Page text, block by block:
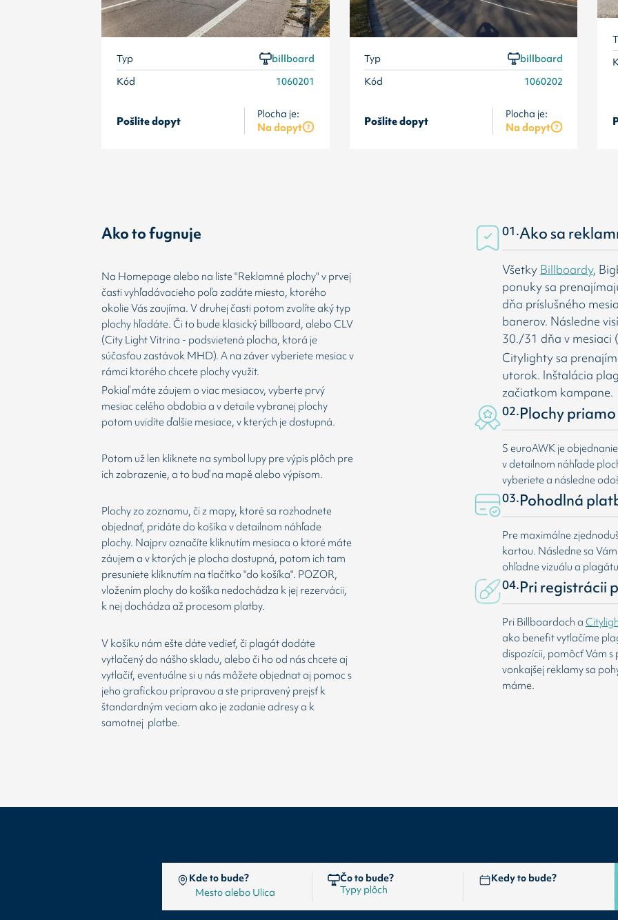
Typ
billboard
Kód
1060201
Pošlite dopyt Plocha je:
Na dopyt
Typ
billboard
Kód
1060202
Pošlite dopyt Plocha je:
Na dopyt
Ako to fugnuje
Na Homepage alebo na liste "Reklamné plochy" v prvej
časti vyhľadávacieho poľa zadáte miesto, ktorého
okolie Vás zaujíma. V druhej časti potom zvolíte aký typ
plochy hľadáte. Či to bude klasický billboard, alebo CLV
(City Light Vitrina - podsvietená plocha, ktorá je
súčasťou zastávok MHD). A na záver vyberiete mesiac v
rámci ktorého chcete plochy využit.
Pokiaľ máte záujem o viac mesiacov, vyberte prvý
mesiac celého obdobia a v detaile vybranej plochy
potom uvidíte ďalšie mesiace, v kterých je dostupná.
Potom už len kliknete na symbol lupy pre výpis plôch pre
ich zobrazenie, a to buď na mapě alebo výpisom.
Plochy zo zoznamu, či z mapy, ktoré sa rozhodnete
objednať, pridáte do košíka v detailnom náhľade
plochy. Najprv označíte kliknutím mesiaca o ktoré máte
záujem a v ktorých je plocha dostupná, potom ich tam
presuniete kliknutím na tlačítko "do košíka". POZOR,
vložením plochy do košíka nedochádza k jej rezervácii,
k nej dochádza až procesom platby.
V košíku nám ešte dáte vedieť, či plagát dodáte
vytlačený do nášho skladu, alebo či ho od nás chcete aj
vytlačiť, eventuálne si u nás môžete objednat aj pomoc s
jeho grafickou prípravou a ste pripravený prejsť k
štandardným veciam ako je zadanie adresy a k
samotnej platbe.
01.Ako sa
Všetky Billboardy,
ponuky sa
dňa príslušného
banerov. Následne visí
30./31 dňa v mesiaci
Citylighty sa
utorok. Inštalácia
začiatkom kampane.
02.Plochy
S euroAWK je objednanie
v detailnom náhľade
vyberiete a následne
03.Pohodlná
Pre maximálne
kartou. Následne sa Vám
ohľadne vizuálu a
04.Pri registrácii
Pri Billboardoch a
ako benefit vytlačíme
dispozícii, pomôcť Vám
vonkajšej reklamy sa
máme.
Kde to bude? Čo to bude? Kedy to bude?